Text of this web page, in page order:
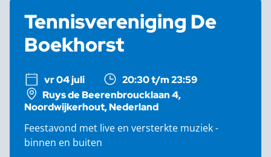
Tennisvereniging De
Boekhorst
vr 04 juli
20:30 t/m 23:59
Ruys de Beerenbroucklaan 4,
Noordwijkerhout, Nederland
Feestavond met live en versterkte muziek -
binnen en buiten